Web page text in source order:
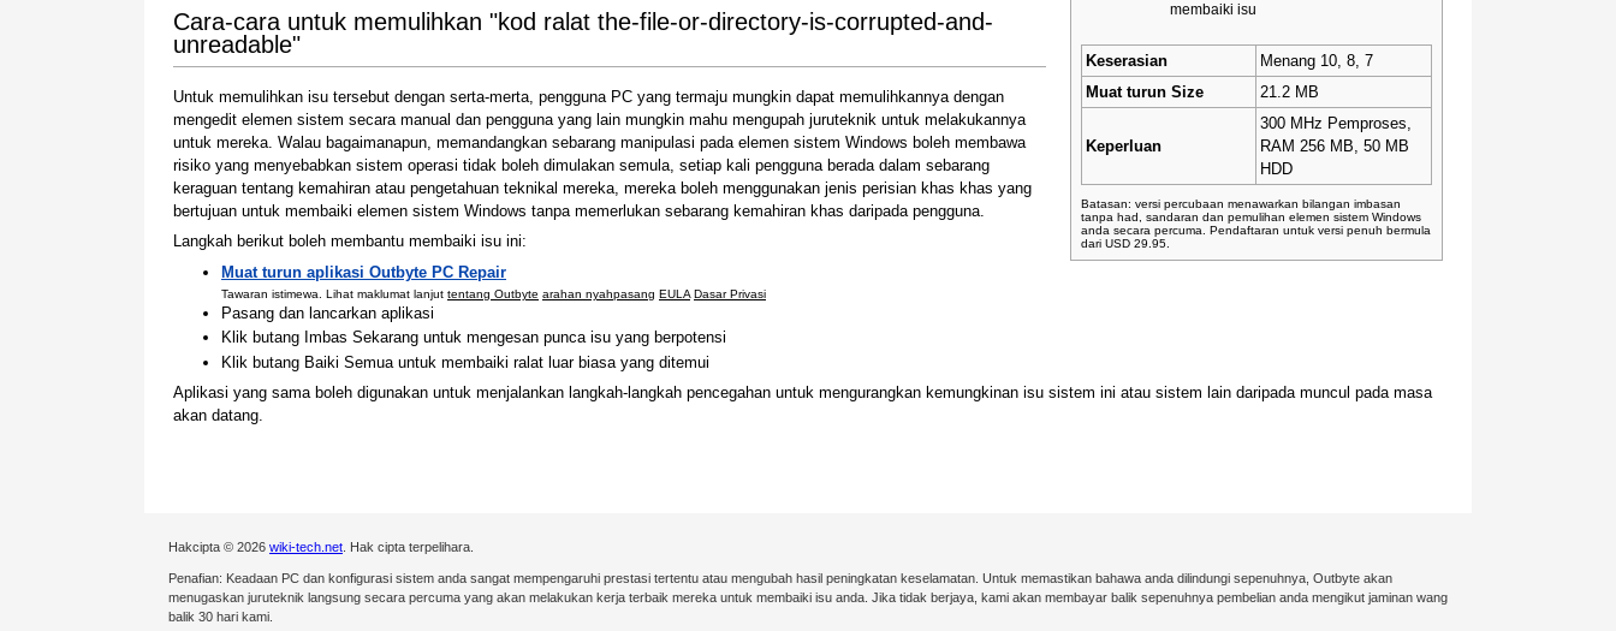
membaiki isu
Keserasian
Menang 10, 8, 7
Muat turun Size
21.2 MB
Keperluan
300 MHz Pemproses,
RAM 256 MB, 50 MB
HDD
Batasan: versi percubaan menawarkan bilangan imbasan
tanpa had, sandaran dan pemulihan elemen sistem Windows
anda secara percuma. Pendaftaran untuk versi penuh bermula
dari USD 29.95.
Cara-cara untuk memulihkan "kod ralat the-file-or-directory-is-corrupted-and-
unreadable"
Untuk memulihkan isu tersebut dengan serta-merta, pengguna PC yang termaju mungkin dapat memulihkannya dengan
mengedit elemen sistem secara manual dan pengguna yang lain mungkin mahu mengupah juruteknik untuk melakukannya
untuk mereka. Walau bagaimanapun, memandangkan sebarang manipulasi pada elemen sistem Windows boleh membawa
risiko yang menyebabkan sistem operasi tidak boleh dimulakan semula, setiap kali pengguna berada dalam sebarang
keraguan tentang kemahiran atau pengetahuan teknikal mereka, mereka boleh menggunakan jenis perisian khas khas yang
bertujuan untuk membaiki elemen sistem Windows tanpa memerlukan sebarang kemahiran khas daripada pengguna.
Langkah berikut boleh membantu membaiki isu ini:
Muat turun aplikasi Outbyte PC Repair
Tawaran istimewa. Lihat maklumat lanjut tentang Outbyte arahan nyahpasang EULA Dasar Privasi
Pasang dan lancarkan aplikasi
Klik butang Imbas Sekarang untuk mengesan punca isu yang berpotensi
Klik butang Baiki Semua untuk membaiki ralat luar biasa yang ditemui
Aplikasi yang sama boleh digunakan untuk menjalankan langkah-langkah pencegahan untuk mengurangkan kemungkinan isu sistem ini atau sistem lain daripada muncul pada masa
akan datang.
Hakcipta © 2026 wiki-tech.net . Hak cipta terpelihara.
Penafian: Keadaan PC dan konfigurasi sistem anda sangat mempengaruhi prestasi tertentu atau mengubah hasil peningkatan keselamatan. Untuk memastikan bahawa anda dilindungi sepenuhnya, Outbyte akan
menugaskan juruteknik langsung secara percuma yang akan melakukan kerja terbaik mereka untuk membaiki isu anda. Jika tidak berjaya, kami akan membayar balik sepenuhnya pembelian anda mengikut jaminan wang
balik 30 hari kami.